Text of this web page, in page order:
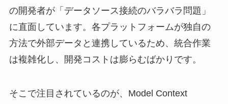
の開発者が「データソース接続のバラバラ問題」
に直面しています。各プラットフォームが独自の
方法で外部データと連携しているため、統合作業
は複雑化し、開発コストは膨らむばかりです。
そこで注目されているのが、Model Context